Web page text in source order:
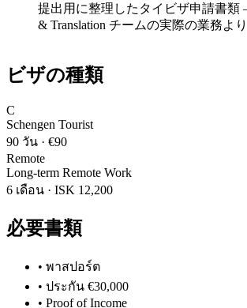
提出用に整理したタイビザ申請書類
& Translation チームの実際の業務より
ビザの種類
C
Schengen Tourist
90 วัน · €90
Remote
Long-term Remote Work
6 เดือน · ISK 12,200
必要書類
• พาสปอร์ต
• ประกัน €30,000
• Proof of Income